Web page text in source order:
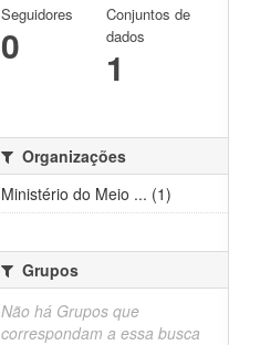
Seguidores
0
Conjuntos de
dados
1
Organizações
Ministério do Meio ... (1)
Grupos
Não há Grupos que
correspondam a essa busca